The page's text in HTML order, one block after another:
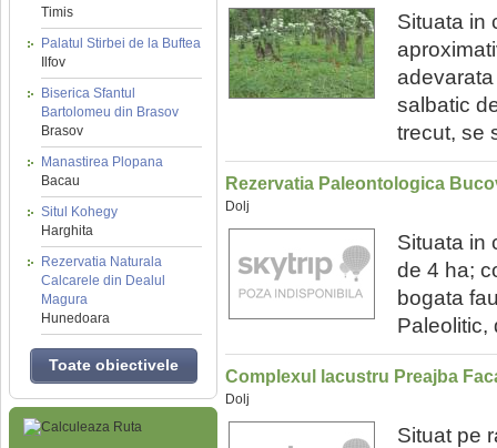
Timis
Palatul Stirbei de la Buftea
Ilfov
Biserica Sfantul
Bartolomeu din Brasov
Brasov
Manastirea Plopana
Bacau
Situl Kohegy
Harghita
Rezervatia Naturala
Calcarele din Dealul
Magura
Hunedoara
Toate obiectivele
Situata in
salbatic
trecut, se
Rezervatia Paleontologica
Dolj
Situata in
de 4 ha;
bogata
Paleolitic,
Complexul lacustru Preajba
Dolj
Situat pe